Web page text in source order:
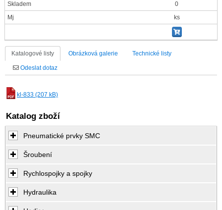
Skladem
0
Mj
ks
Katalogové listy Obrázková galerie Technické listy
Odeslat dotaz
kl-833 (207 kB)
Katalog zboží
Pneumatické prvky SMC
Šroubení
Rychlospojky a spojky
Hydraulika